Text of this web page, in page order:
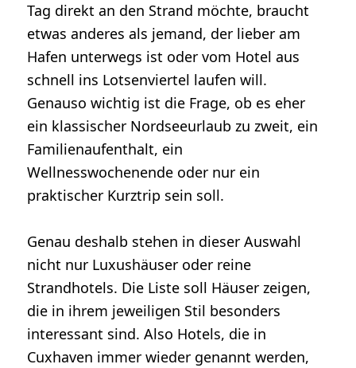
Tag direkt an den Strand möchte, braucht
etwas anderes als jemand, der lieber am
Hafen unterwegs ist oder vom Hotel aus
schnell ins Lotsenviertel laufen will.
Genauso wichtig ist die Frage, ob es eher
ein klassischer Nordseeurlaub zu zweit, ein
Familienaufenthalt, ein
Wellnesswochenende oder nur ein
praktischer Kurztrip sein soll.
Genau deshalb stehen in dieser Auswahl
nicht nur Luxushäuser oder reine
Strandhotels. Die Liste soll Häuser zeigen,
die in ihrem jeweiligen Stil besonders
interessant sind. Also Hotels, die in
Cuxhaven immer wieder genannt werden,